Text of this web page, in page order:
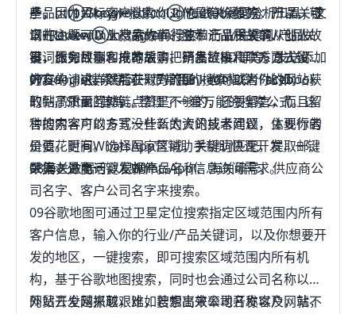
手；http://keywordtool.io 在线关键词分析工具；文
章的主题可以从产品故事、肢带让品质故事、创业故
事、服务故事、成本故事、研发故事几个方面去设
计。
些，因为目标客户认为你对他是有价值的。所以，可
以在LinkedIn上搜索你们行业和产品相关的从业人
员，比如目标客户的采购、销售、BD等等，发送添加
好友的请求。然后在对方的LinkedIn或者Facebook
的帖子下面互动，点赞是不够的，还要留言，而且留
言的内容可以多写一些新的资讯或者建议，体现你的
价值。更有WhatsApp营销助手帮助快速开发，一键
采集老外电话，发WhatsApp信息询问需求。
产品。①Google搜索：②Youtube搜索：产品关键
词+Review③Instagram搜索：行业关键词/产品关
键词做完评测和推荐后，把产品链接和联系方式留在
内容中，这样既能获取到流量，也可以为你的网站获
取到高质量的外链。
07Google搜索学习一下常用的搜索指令，比如：
+，-，Site：等等。整理了一套万能的搜索公式。这
种搜索客户的方式没什么太大的技术问题，主要行者
是要花时间。选择国家区域，关键词匹配，提取邮箱
数据，进而一键发邮件。
08海关数据可以根据产品名称、海关编号、供应商公
司名字、客户公司名字来搜索。
09谷歌地图可通过卫星定位搜索指定区域范围内所有
客户信息，输入你的行业/产品关键词，以及你想要开
发的地区，一键搜索，即可搜索区域范围内所有机
构，基于谷歌地图搜索，同时也会通过公司名称以及
网站去全网抓取，比如搜索出来公司名称以及网站，
外贸开发越来越艰难，若想高效率地开发客户，就不